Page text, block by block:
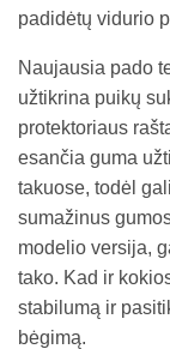
padidėtų vidurio
Naujausia pado
užtikrina puikų
protektoriaus
esančia guma
takuose, todėl
sumažinus
modelio versija,
tako. Kad ir
stabilumą ir
bėgimą.